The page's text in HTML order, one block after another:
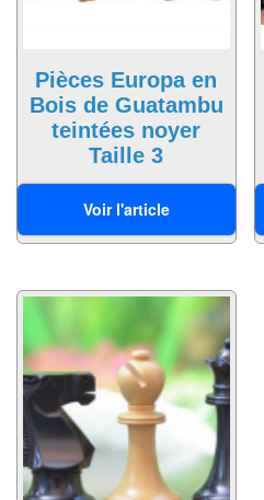
jeux
–
multijeux
Cartes
traditionnelles
de
Dés
Maquettes
Dames
Chinoises
Pièces Europa en
Bois de Guatambu
teintées noyer
Taille 3
129,00€
Voir l'article